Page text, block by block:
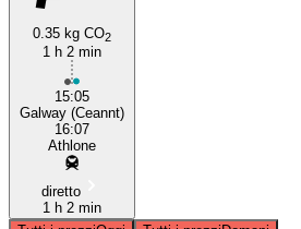
0.35 kg CO2
1 h 2 min
15:05
Galway (Ceannt)
16:07
Athlone
diretto
1 h 2 min